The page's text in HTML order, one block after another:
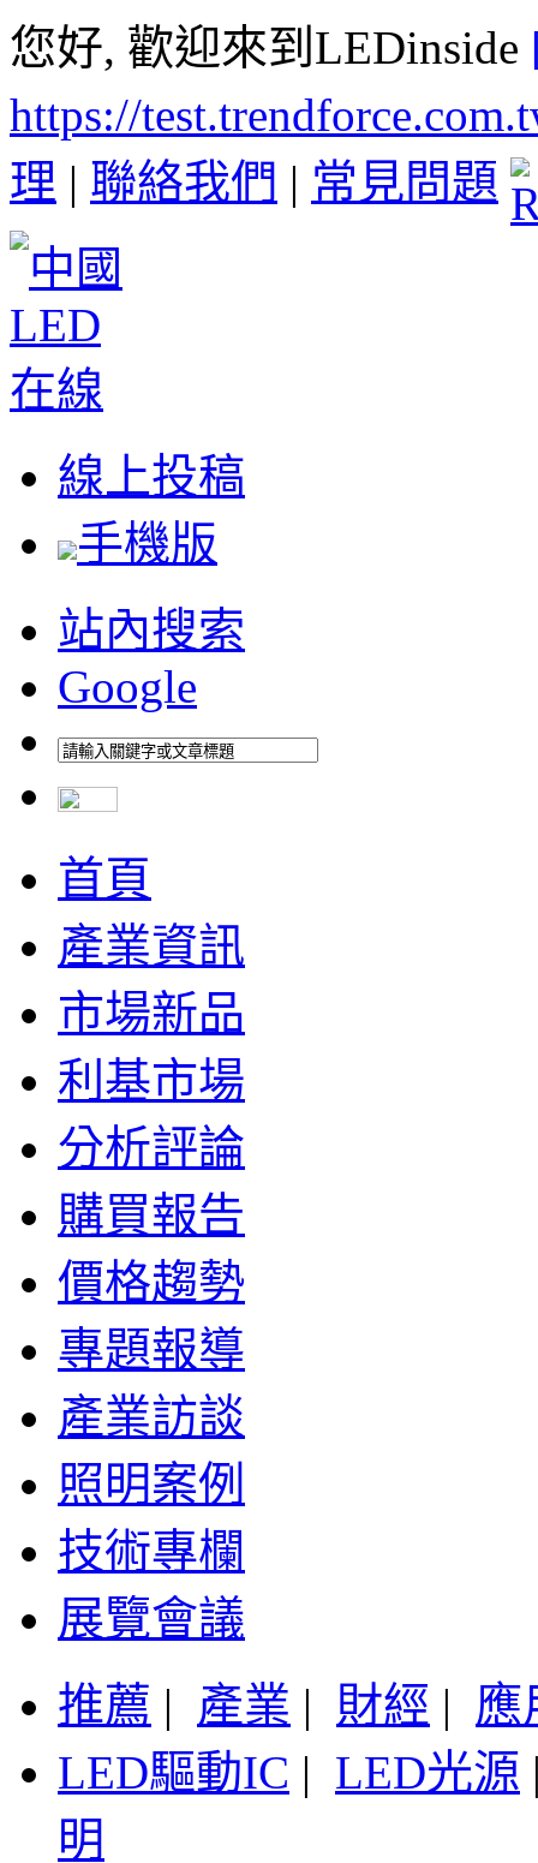
您好, 歡迎來到LEDinside
https://
理 | 聯絡我們 | 常見問題
線上投稿
手機版
站內搜索
Google
首頁
產業資訊
市場新品
利基市場
分析評論
購買報告
價格趨勢
專題報導
產業訪談
照明案例
技術專欄
展覽會議
推薦 | 產業 | 財經 | 應
LED驅動IC | LED光源
明